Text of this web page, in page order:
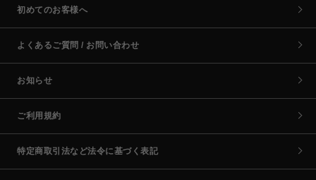
初めてのお客様へ
よくあるご質問 / お問い合わせ
お知らせ
ご利用規約
特定商取引法など法令に基づく表記